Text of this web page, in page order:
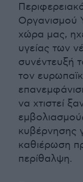
Οργανισμού
χώρα μας,
υγείας των
συνέντευξή
τον
να χτιστεί
κυβέρνησης
καθιέρωση
περίθαλψη.